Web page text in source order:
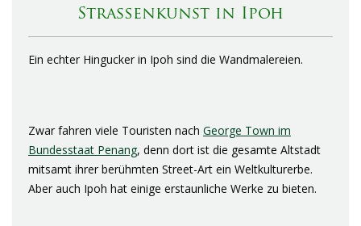
Straßenkunst in Ipoh
Ein echter Hingucker in Ipoh sind die Wandmalereien.
Zwar fahren viele Touristen nach George Town im
Bundesstaat Penang, denn dort ist die gesamte Altstadt
mitsamt ihrer berühmten Street-Art ein Weltkulturerbe.
Aber auch Ipoh hat einige erstaunliche Werke zu bieten.